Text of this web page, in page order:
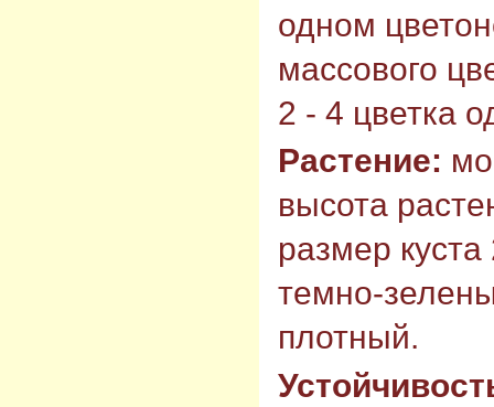
одном
массового
2 - 4 цветка
Растение:
высота
размер
темно-
плотный.